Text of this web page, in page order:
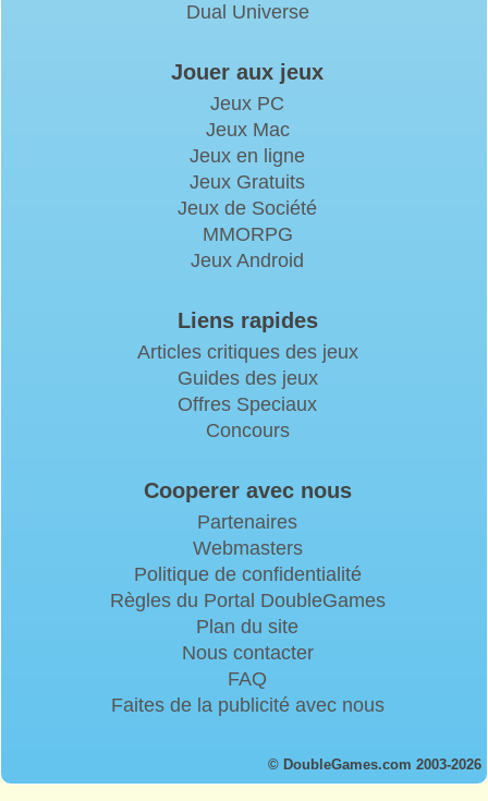
Dual Universe
Jouer aux jeux
Jeux PC
Jeux Mac
Jeux en ligne
Jeux Gratuits
Jeux de Société
MMORPG
Jeux Android
Liens rapides
Articles critiques des jeux
Guides des jeux
Offres Speciaux
Concours
Cooperer avec nous
Partenaires
Webmasters
Politique de confidentialité
Règles du Portal DoubleGames
Plan du site
Nous contacter
FAQ
Faites de la publicité avec nous
© DoubleGames.com 2003-2026